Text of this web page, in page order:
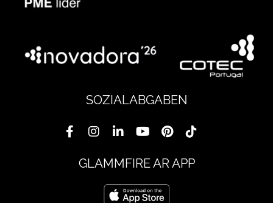
SOZIALABGABEN
GLAMMFIRE AR APP